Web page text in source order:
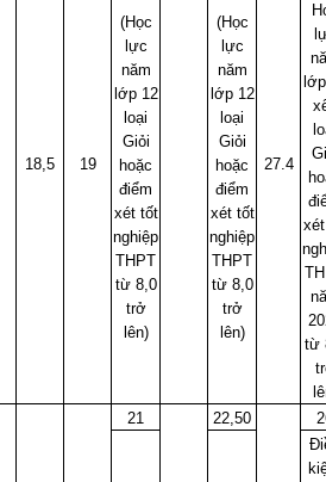
18,5 19 27.4
(Học
lực
năm
lớp 12
loại
Giỏi
hoặc
điểm
xét tốt
nghiệp
THPT
từ 8,0
trở
lên)
(Học
lực
năm
lớp 12
loại
Giỏi
hoặc
điểm
xét tốt
nghiệp
THPT
từ 8,0
trở
lên)
từ
21 22,50